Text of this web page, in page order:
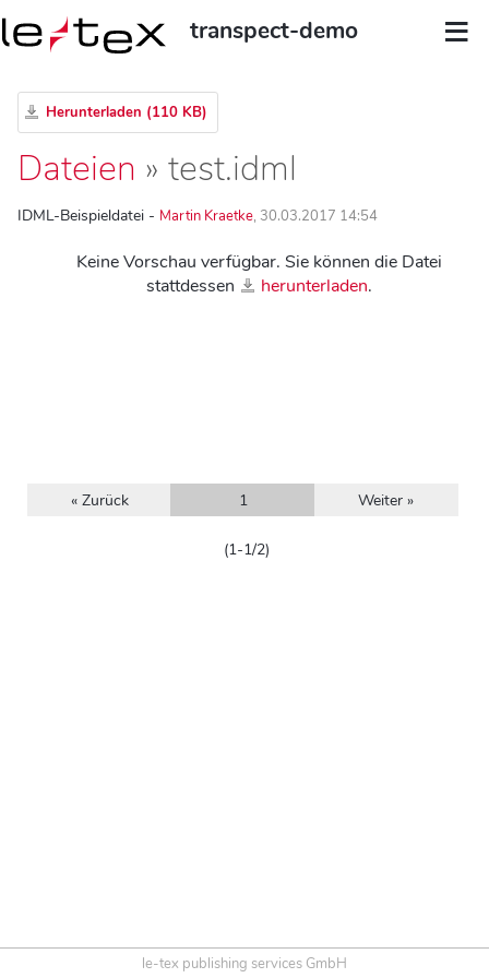
transpect-demo
Herunterladen (110 KB)
Dateien » test.idml
IDML-Beispieldatei - Martin Kraetke, 30.03.2017 14:54
Keine Vorschau verfügbar. Sie können die Datei
stattdessen
herunterladen.
« Zurück 1 Weiter »
(1-1/2)
le-tex publishing services GmbH